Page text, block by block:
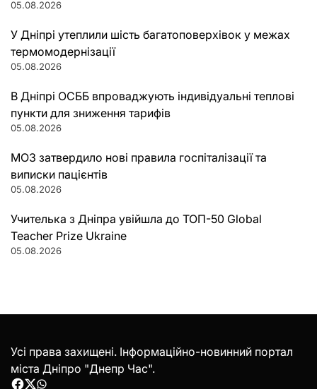
05.08.2026
У Дніпрі утеплили шість багатоповерхівок у межах
термомодернізації
05.08.2026
В Дніпрі ОСББ впроваджують індивідуальні теплові
пункти для зниження тарифів
05.08.2026
МОЗ затвердило нові правила госпіталізації та
виписки пацієнтів
05.08.2026
Учителька з Дніпра увійшла до ТОП-50 Global
Teacher Prize Ukraine
05.08.2026
Усі права захищені. Інформаційно-новинний портал
міста Дніпро "Днепр Час".